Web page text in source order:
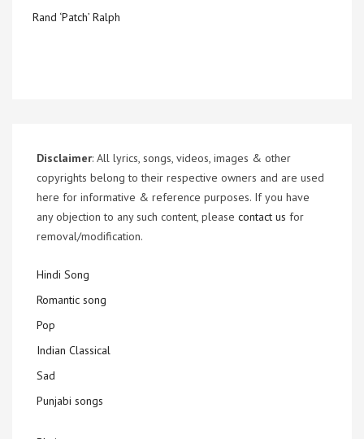
Rand ‘Patch’ Ralph
Disclaimer: All lyrics, songs, videos, images & other
copyrights belong to their respective owners and are used
here for informative & reference purposes. If you have
any objection to any such content, please contact us for
removal/modification.
Hindi Song
Romantic song
Pop
Indian Classical
Sad
Punjabi songs